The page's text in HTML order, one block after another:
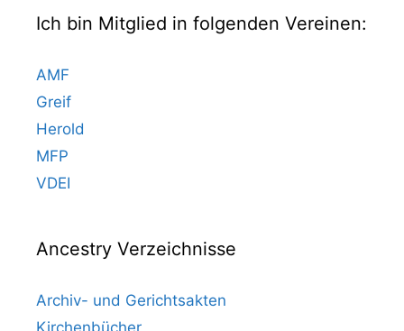
Ich bin Mitglied in folgenden Vereinen:
AMF
Greif
Herold
MFP
VDEI
Ancestry Verzeichnisse
Archiv- und Gerichtsakten
Kirchenbücher